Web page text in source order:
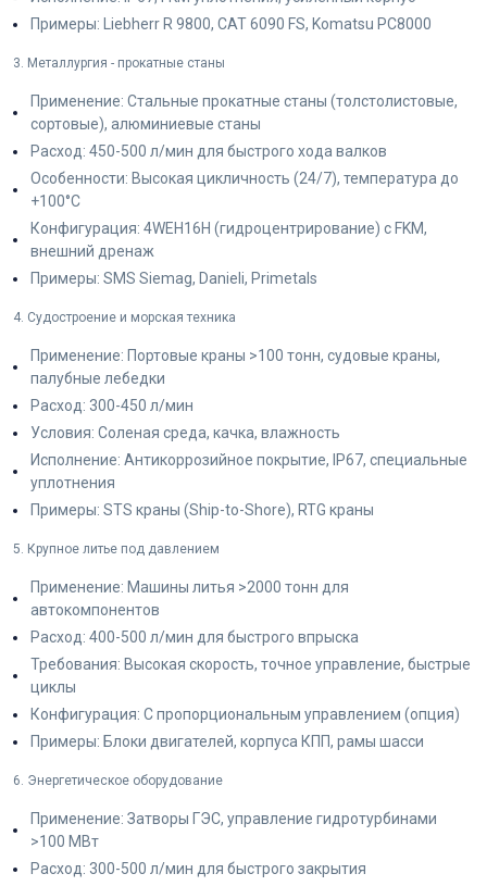
Примеры: Liebherr R 9800, CAT 6090 FS, Komatsu PC8000
3. Металлургия - прокатные станы
Применение: Стальные прокатные станы (толстолистовые,
сортовые), алюминиевые станы
Расход: 450-500 л/мин для быстрого хода валков
Особенности: Высокая цикличность (24/7), температура до
+100°C
Конфигурация: 4WEH16H (гидроцентрирование) с FKM,
внешний дренаж
Примеры: SMS Siemag, Danieli, Primetals
4. Судостроение и морская техника
Применение: Портовые краны >100 тонн, судовые краны,
палубные лебедки
Расход: 300-450 л/мин
Условия: Соленая среда, качка, влажность
Исполнение: Антикоррозийное покрытие, IP67, специальные
уплотнения
Примеры: STS краны (Ship-to-Shore), RTG краны
5. Крупное литье под давлением
Применение: Машины литья >2000 тонн для
автокомпонентов
Расход: 400-500 л/мин для быстрого впрыска
Требования: Высокая скорость, точное управление, быстрые
циклы
Конфигурация: С пропорциональным управлением (опция)
Примеры: Блоки двигателей, корпуса КПП, рамы шасси
6. Энергетическое оборудование
Применение: Затворы ГЭС, управление гидротурбинами
>100 МВт
Расход: 300-500 л/мин для быстрого закрытия